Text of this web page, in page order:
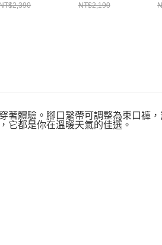
NT$2,190
著體驗。腳口繫帶可調整為束口褲
它都是你在溫暖天氣的佳選。